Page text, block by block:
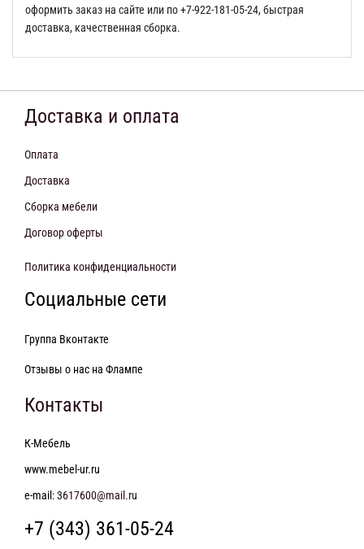
оформить заказ на сайте или по +7-922-181-05-24, быстрая
доставка, качественная сборка.
Доставка и оплата
Оплата
Доставка
Сборка мебели
Договор оферты
Политика конфиденциальности
Социальные сети
Группа Вконтакте
Отзывы о нас на Флампе
Контакты
К-Мебель
www.mebel-ur.ru
e-mail:3617600@mail.ru
+7 (343) 361-05-24